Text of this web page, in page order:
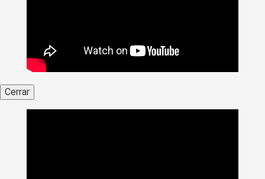
Cerrar